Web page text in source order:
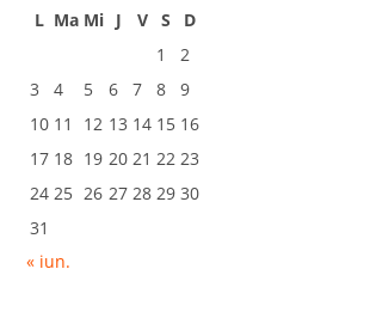
L Ma Mi J V S
D
1
2
3
4 5 6 7 8
9
10 11 12 13 14 15 16
17 18 19 20 21 22 23
24 25 26 27 28 29 30
31
« iun.